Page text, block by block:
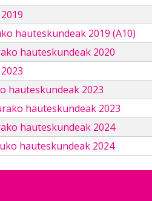
hauteskundeak 2019 (A10)
hauteskundeak 2020
hauteskundeak 2023
hauteskundeak 2023
hauteskundeak 2024
hauteskundeak 2024